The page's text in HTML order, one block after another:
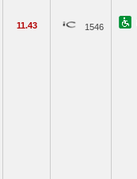
11.43 1546